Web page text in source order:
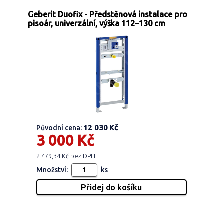
Geberit Duofix - Předstěnová instalace pro
pisoár, univerzální, výška 112–130 cm
Původní cena:12 030 Kč
3 000 Kč
2 479,34 Kč bez DPH
Množství: ks